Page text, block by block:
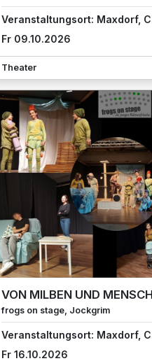
Veranstaltungsort: Maxdorf,
Fr 09.10.2026
Theater
VON MILBEN UND
frogs on stage, Jockgrim
Veranstaltungsort: Maxdorf,
Fr 16.10.2026